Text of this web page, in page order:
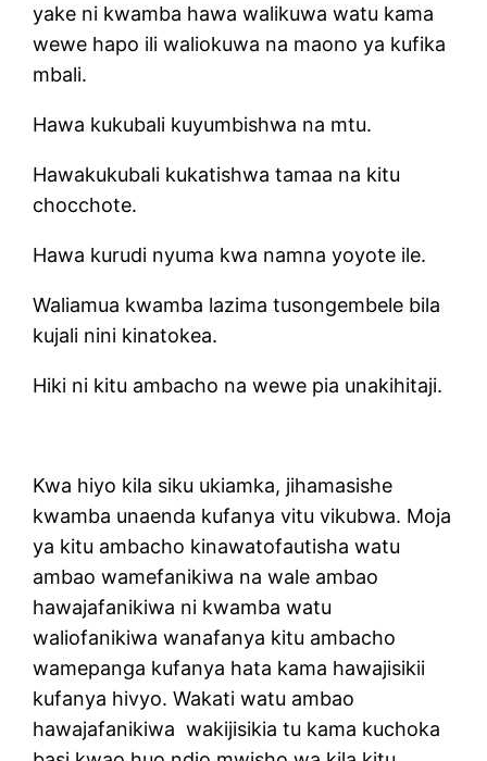
yake ni kwamba hawa walikuwa watu kama
wewe hapo ili waliokuwa na maono ya kufika
mbali.
Hawa kukubali kuyumbishwa na mtu.
Hawakukubali kukatishwa tamaa na kitu
chocchote.
Hawa kurudi nyuma kwa namna yoyote ile.
Waliamua kwamba lazima tusongembele bila
kujali nini kinatokea.
Hiki ni kitu ambacho na wewe pia unakihitaji.
Kwa hiyo kila siku ukiamka, jihamasishe
kwamba unaenda kufanya vitu vikubwa. Moja
ya kitu ambacho kinawatofautisha watu
ambao wamefanikiwa na wale ambao
hawajafanikiwa ni kwamba watu
waliofanikiwa wanafanya kitu ambacho
wamepanga kufanya hata kama hawajisikii
kufanya hivyo. Wakati watu ambao
hawajafanikiwa wakijisikia tu kama kuchoka